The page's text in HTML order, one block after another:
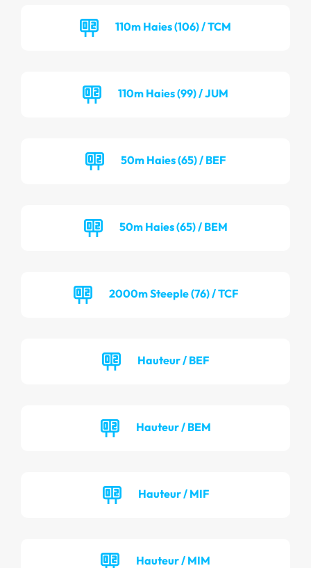
110m Haies (106) / TCM
110m Haies (99) / JUM
50m Haies (65) / BEF
50m Haies (65) / BEM
2000m Steeple (76) / TCF
Hauteur / BEF
Hauteur / BEM
Hauteur / MIF
Hauteur / MIM